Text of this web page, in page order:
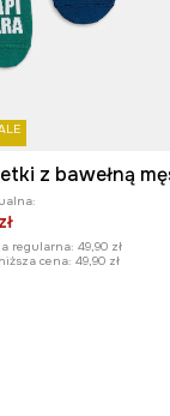
regularna: 49,90 zł
cena: 49,90 zł